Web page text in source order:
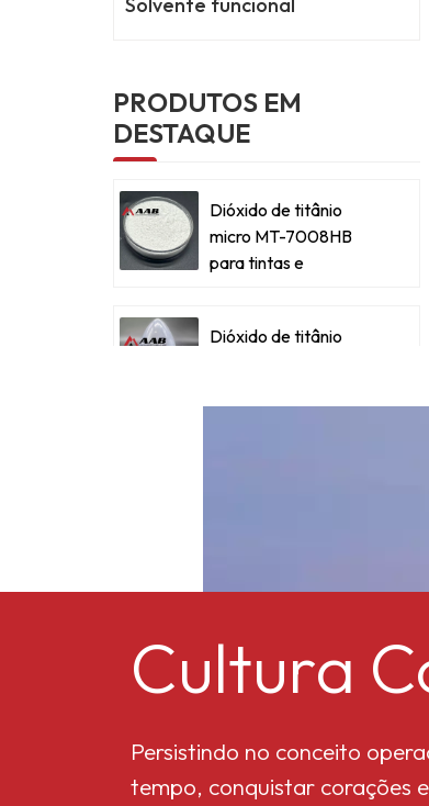
PRODUTOS EM
DESTAQUE
Dióxido de titânio
micro MT-7008HB
para tintas e
Dióxido de titânio
Acetato de celulose
Cultura
Persistindo no conceito
tempo, conquistar corações